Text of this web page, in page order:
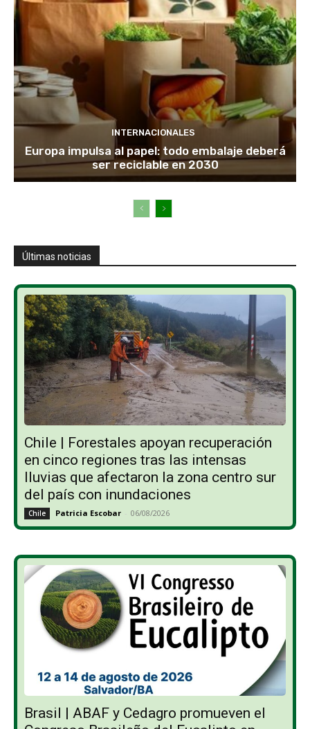
INTERNACIONALES
Europa impulsa al papel: todo embalaje deberá
ser reciclable en 2030
Últimas noticias
Chile | Forestales apoyan recuperación
en cinco regiones tras las intensas
lluvias que afectaron la zona centro sur
del país con inundaciones
Chile Patricia Escobar - 06/08/2026
Brasil | ABAF y Cedagro promueven el